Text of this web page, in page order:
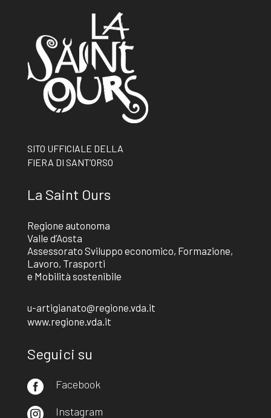
SITO UFFICIALE DELLA
FIERA DI SANT’ORSO
La Saint Ours
Regione autonoma
Valle d’Aosta
Assessorato Sviluppo economico, Formazione,
Lavoro, Trasporti
e Mobilità sostenibile
u-artigianato@regione.vda.it
www.regione.vda.it
Seguici su
 Facebook
 Instagram